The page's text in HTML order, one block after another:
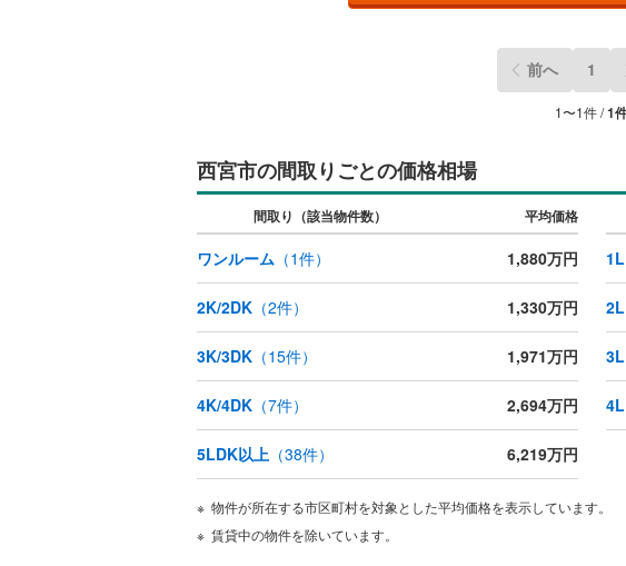
前へ 1
1〜1件 /1
西宮市の間取りごとの価格相場
間取り（該当物件数） 平均価格
ワンルーム （1件） 1,880万円
2K/2DK （2件） 1,330万円
3K/3DK （15件） 1,971万円
4K/4DK （7件） 2,694万円
5LDK以上 （38件） 6,219万円
物件が所在する市区町村を対象とした平均価格を表示しています。
賃貸中の物件を除いています。
二見町
門前町(2)
山口町上山口(3)
六軒町(2)
19
名塩平成台(5)
独立型キッチン
販売、価格、契約、入居関連な
即入居可能（0）
浴室乾燥機あり（0）
ウォークインクローゼット